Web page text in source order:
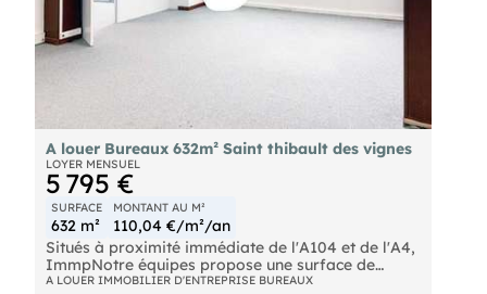
A louer Bureaux 632m² Saint thibault des vignes
LOYER MENSUEL
5 795 €
SURFACE
632 m²
MONTANT AU M²
110,04 €/m²/an
Situés à proximité immédiate de l'A104 et de l'A4,
ImmpNotre équipes propose une surface de
bureaux d'une surface totale d'environ 632 m² non
A LOUER IMMOBILIER D'ENTREPRISE BUREAUX